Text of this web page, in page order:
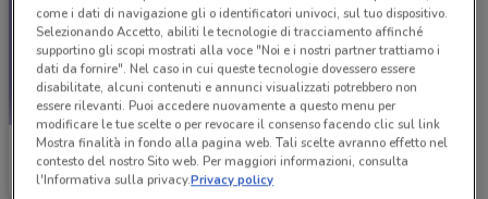
Primigi
Scade il 19/05 894 m
come i dati di navigazione gli o identificatori univoci, sul tuo dispositivo.
Selezionando Accetto, abiliti le tecnologie di tracciamento affinché
supportino gli scopi mostrati alla voce "Noi e i nostri partner trattiamo i
dati da fornire". Nel caso in cui queste tecnologie dovessero essere
disabilitate, alcuni contenuti e annunci visualizzati potrebbero non
essere rilevanti. Puoi accedere nuovamente a questo menu per
modificare le tue scelte o per revocare il consenso facendo clic sul link
Mostra finalità in fondo alla pagina web. Tali scelte avranno effetto nel
contesto del nostro Sito web. Per maggiori informazioni, consulta
l'Informativa sulla privacy.Privacy policy